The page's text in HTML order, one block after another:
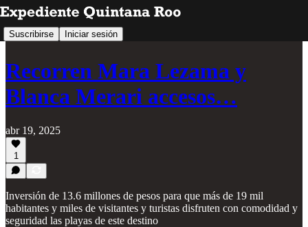
Suscribirse Iniciar sesión
Recorren Mara Lezama y
Blanca Merari accesos…
abr 19, 2025
1
Inversión de 13.6 millones de pesos para que más de 19 mil
habitantes y miles de visitantes y turistas disfruten con comodidad y
seguridad las playas de este destino